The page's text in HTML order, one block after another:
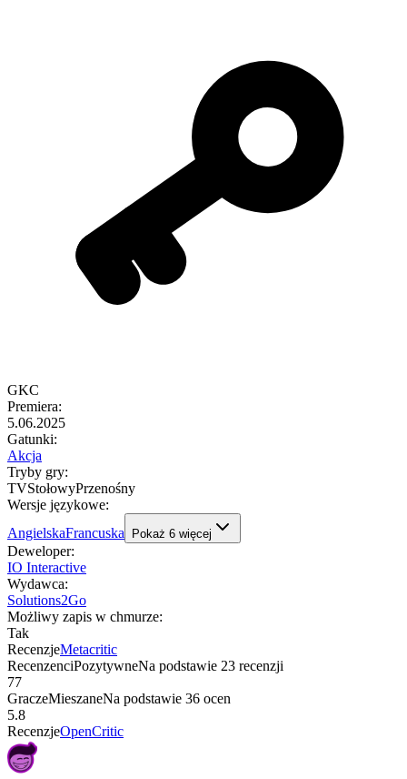
GKC
Premiera:
5.06.2025
Gatunki:
Akcja
Tryby gry:
TVStołowyPrzenośny
Wersje językowe:
AngielskaFrancuska Pokaż 6 więcej
Deweloper:
IO Interactive
Wydawca:
Solutions2Go
Możliwy zapis w chmurze:
Tak
RecenzjeMetacritic
RecenzenciPozytywneNa podstawie 23 recenzji
77
GraczeMieszaneNa podstawie 36 ocen
5.8
RecenzjeOpenCritic